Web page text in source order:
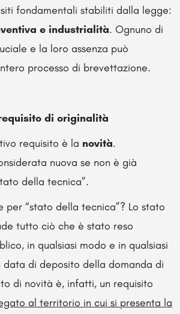
fondamentali stabiliti dalla legge:
e industrialità. Ognuno di
e la loro assenza può
processo di brevettazione.
di originalità
requisito è la novità.
nuova se non è già
della tecnica”.
per “stato della tecnica”? Lo stato
tutto ciò che è stato reso
in qualsiasi modo e in qualsiasi
data di deposito della domanda di
di novità è, infatti, un requisito
al territorio in cui si presenta la